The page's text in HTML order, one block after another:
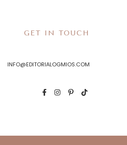
GET IN TOUCH
INFO@EDITORIALOGMIOS.COM